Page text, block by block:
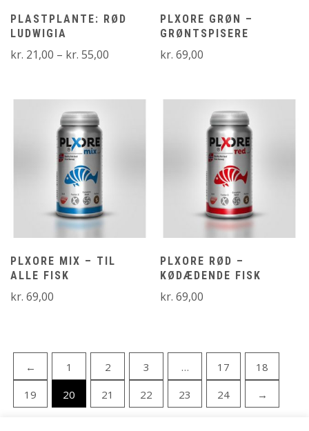
PLASTPLANTE: RØD
LUDWIGIA
kr. 21,00 – kr. 55,00 Prisinterval:
kr. 55,00
PLXORE GRØN –
GRØNTSPISERE
kr. 69,00
PLXORE MIX – TIL
ALLE FISK
kr. 69,00
PLXORE RØD –
KØDÆDENDE FISK
kr. 69,00
← 1 2 3 … 17
18
19
20 21 22 23 24 →